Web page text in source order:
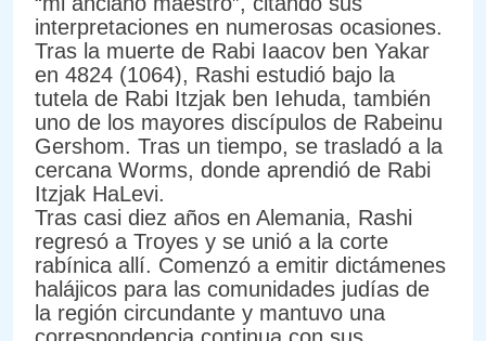
interpretaciones en numerosas ocasiones.
Tras la muerte de Rabi Iaacov ben Yakar
en 4824 (1064), Rashi estudió bajo la
tutela de Rabi Itzjak ben Iehuda, también
uno de los mayores discípulos de Rabeinu
Gershom. Tras un tiempo, se trasladó a la
cercana Worms, donde aprendió de Rabi
Itzjak HaLevi.
Tras casi diez años en Alemania, Rashi
regresó a Troyes y se unió a la corte
rabínica allí. Comenzó a emitir dictámenes
halájicos para las comunidades judías de
la región circundante y mantuvo una